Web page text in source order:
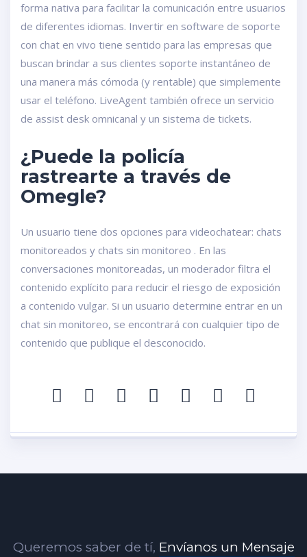
forma nativa para facilitar la comunicación entre usuarios
de diferentes idiomas. Invertir en software de soporte
con chat en vivo tiene sentido para las empresas que
buscan brindar a sus clientes soporte instantáneo de
una manera más cómoda (y rentable) que simplemente
usar el teléfono. LiveAgent también ofrece un servicio
de assist desk omnicanal y un sistema de tickets.
¿Puede la policía
rastrearte a través de
Omegle?
Un usuario tiene dos opciones para videochatear: chats
monitoreados y chats sin monitoreo . En las
conversaciones monitoreadas, un moderador filtra el
contenido explícito para reducir el riesgo de exposición
a contenido vulgar. Si un usuario determine entrar en un
chat sin monitoreo, se encontrará con cualquier tipo de
contenido que publique el desconocido.
Queremos saber de tí, Envíanos un Mensaje